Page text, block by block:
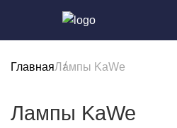
ГлавнаяЛампы KaWe
Лампы KaWe